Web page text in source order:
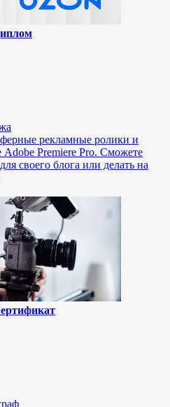
рекламные ролики и
Premiere Pro. Сможете
своего блога или делать на